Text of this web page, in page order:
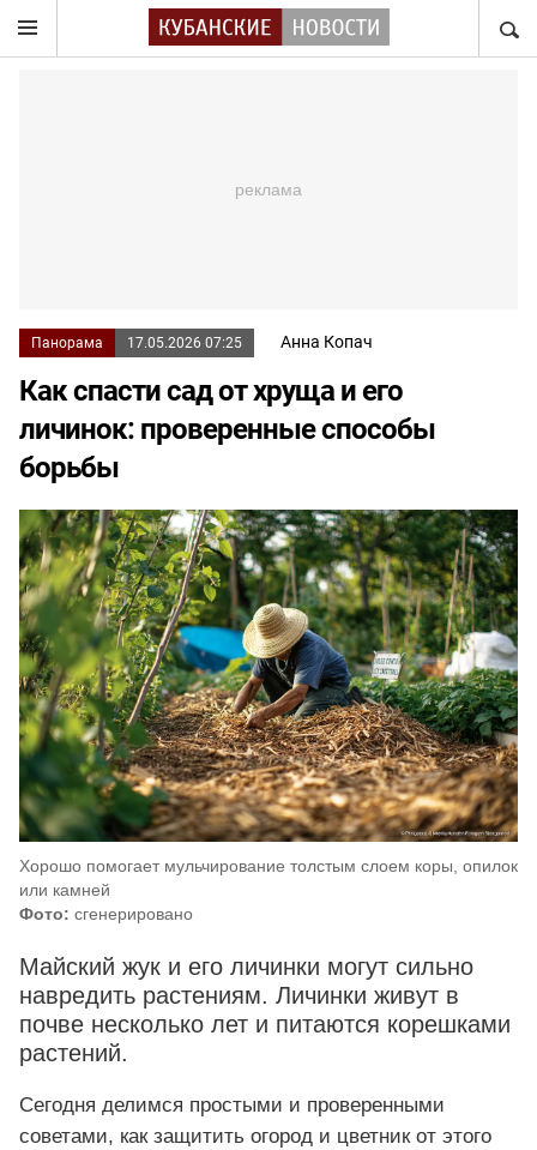
Панорама 17.05.2026 07:25 Анна Копач
Как спасти сад от хруща и его
личинок: проверенные способы
борьбы
Хорошо помогает мульчирование толстым слоем коры, опилок
или камней
Фото: сгенерировано
Майский жук и его личинки могут сильно
навредить растениям. Личинки живут в
почве несколько лет и питаются корешками
растений.
Сегодня делимся простыми и проверенными
советами, как защитить огород и цветник от этого